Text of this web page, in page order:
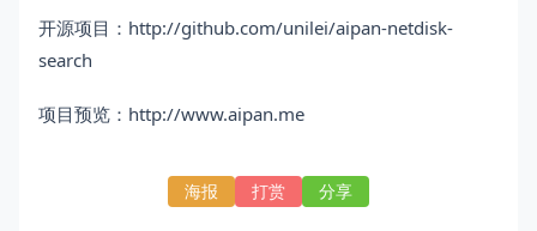
开源项目：http://github.com/unilei/aipan-netdisk-
search
项目预览：http://www.aipan.me
海报 打赏 分享